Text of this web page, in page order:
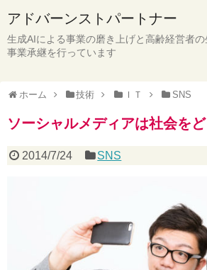
アドバーンストパートナー
生成AIによる事業の磨き上げと高齢経営者
事業承継を行っています
ホーム 技術 ＩＴ SNS
ソーシャルメディアは社会を
2014/7/24 SNS